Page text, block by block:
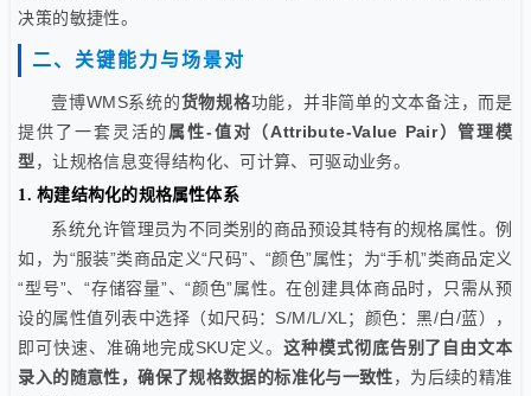
决策的敏捷性。
二、关键能力与场景对
壹博WMS系统的货物规格功能，并非简单的文本备注，而是
提供了一套灵活的 属性-值对（Attribute-Value Pair）管理模
型 ，让规格信息变得结构化、可计算、可驱动业务。
1. 构建结构化的规格属性体系
系统允许管理员为不同类别的商品预设其特有的规格属性。例
如，为“服装”类商品定义“尺码”、“颜色”属性；为“手机”类商品定义
“型号”、“存储容量”、“颜色”属性。在创建具体商品时，只需从预
设的属性值列表中选择（如尺码：S/M/L/XL；颜色：黑/白/蓝），
即可快速、准确地完成SKU定义。这种模式彻底告别了自由文本
录入的随意性，确保了规格数据的标准化与一致性，为后续的精准